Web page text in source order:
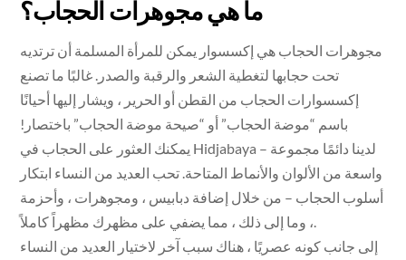
ما هي مجوهرات الحجاب؟
مجوهرات الحجاب هي إكسسوار يمكن للمرأة المسلمة أن ترتديه
تحت حجابها لتغطية الشعر والرقبة والصدر. غالبًا ما تصنع
إكسسوارات الحجاب من القطن أو الحرير ، ويشار إليها أحيانًا
باسم “موضة الحجاب” أو “صيحة موضة الحجاب” باختصار!
يمكنك العثور على الحجاب في Hidjabaya – لدينا دائمًا مجموعة
واسعة من الألوان والأنماط المتاحة. تحب العديد من النساء ابتكار
أسلوب الحجاب – من خلال إضافة دبابيس ، ومجوهرات ، وأحزمة
إلى جانب كونه عصريًا ، هناك سبب آخر لاختيار العديد من النساء